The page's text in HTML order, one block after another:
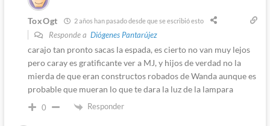
ToxOgt 2 años han pasado desde que se escribió esto
Responde a Diógenes Pantarújez
carajo tan pronto sacas la espada, es cierto no van muy lejos
pero caray es gratificante ver a MJ, y hijos de verdad no la
mierda de que eran constructos robados de Wanda aunque es
probable que mueran lo que te dara la luz de la lampara
0 Responder